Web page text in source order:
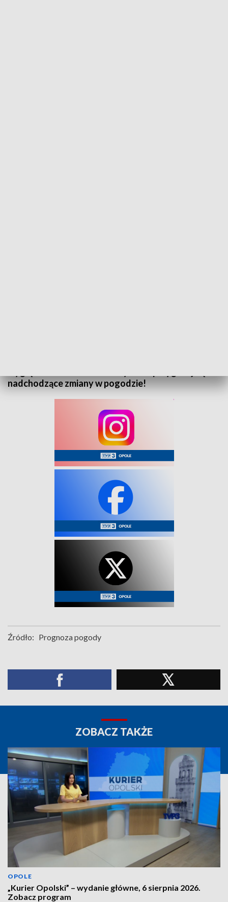
nadchodzące zmiany w pogodzie!
Źródło: Prognoza pogody
ZOBACZ TAKŻE
OPOLE
„Kurier Opolski” – wydanie główne, 6 sierpnia 2026.
Zobacz program